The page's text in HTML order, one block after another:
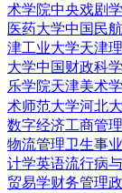
术学院中央戏剧
医药大学中国民
津工业大学天津
大学中国财政科
乐学院天津美术
术师范大学河北
数字经济工商管
物流管理卫生事
计学英语流行病
贸易学财务管理